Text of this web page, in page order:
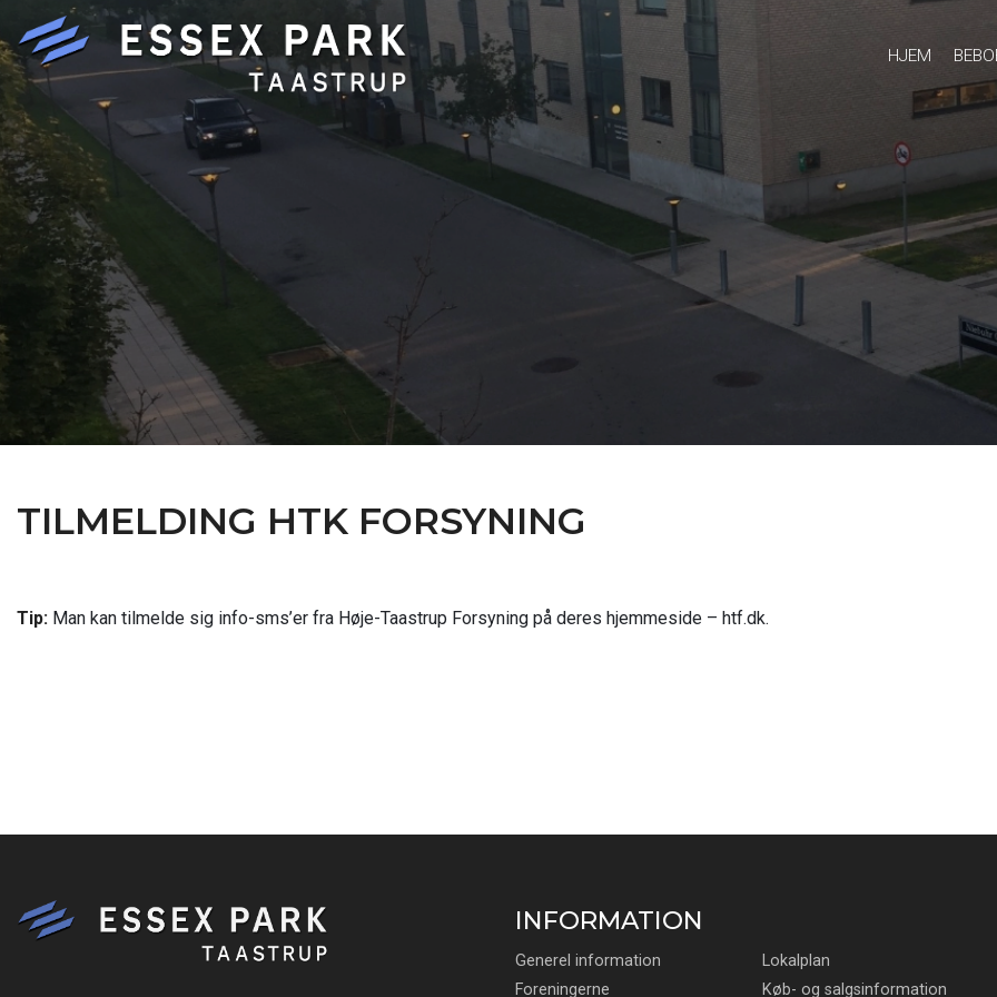
til
hovedindhold
HJEM
TILMELDING HTK FORSYNING
Tip: Man kan tilmelde sig info-sms’er fra Høje-Taastrup Forsyning på deres hjemmeside – htf.dk.
INFORMATION
Generel information
Foreningerne
Lokalplan
Køb- og salgsinformation